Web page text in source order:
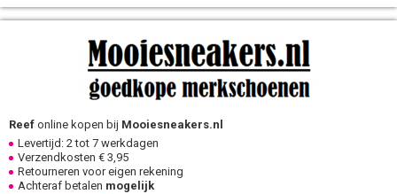
Reef online kopen bij Mooiesneakers.nl
Levertijd: 2 tot 7 werkdagen
Verzendkosten € 3,95
Retourneren voor eigen rekening
Achteraf betalen mogelijk